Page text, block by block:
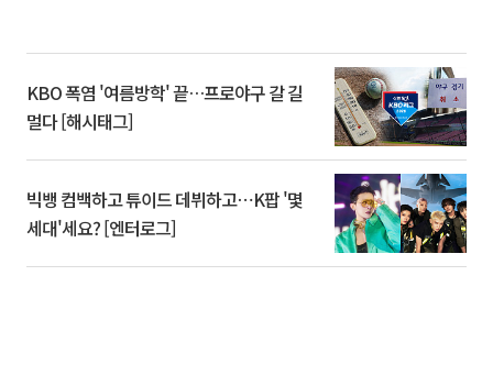
KBO 폭염 '여름방학' 끝…프로야구 갈 길
멀다 [해시태그]
빅뱅 컴백하고 튜이드 데뷔하고⋯K팝 '몇
세대'세요? [엔터로그]